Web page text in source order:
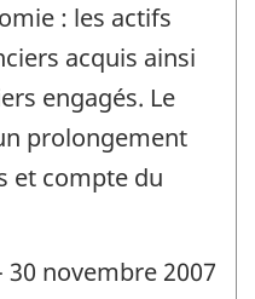
: les actifs
acquis ainsi
engagés. Le
prolongement
et compte du
30 novembre 2007